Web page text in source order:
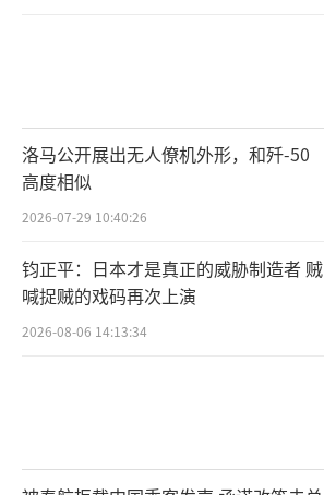
洛马公开展出无人僚机外形，和歼-50
高度相似
2026-07-29 10:40:26
钧正平：日本才是真正的威胁制造者 贼
喊捉贼的戏码再次上演
2026-08-06 14:13:34